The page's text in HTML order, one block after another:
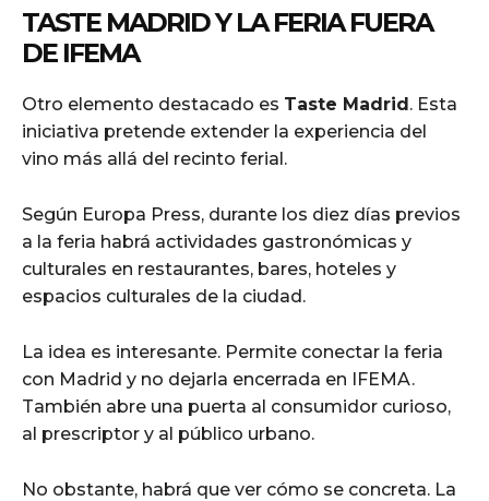
TASTE MADRID Y LA FERIA FUERA
DE IFEMA
Otro elemento destacado es Taste Madrid. Esta
iniciativa pretende extender la experiencia del
vino más allá del recinto ferial.
Según Europa Press, durante los diez días previos
a la feria habrá actividades gastronómicas y
culturales en restaurantes, bares, hoteles y
espacios culturales de la ciudad.
La idea es interesante. Permite conectar la feria
con Madrid y no dejarla encerrada en IFEMA.
También abre una puerta al consumidor curioso,
al prescriptor y al público urbano.
No obstante, habrá que ver cómo se concreta. La